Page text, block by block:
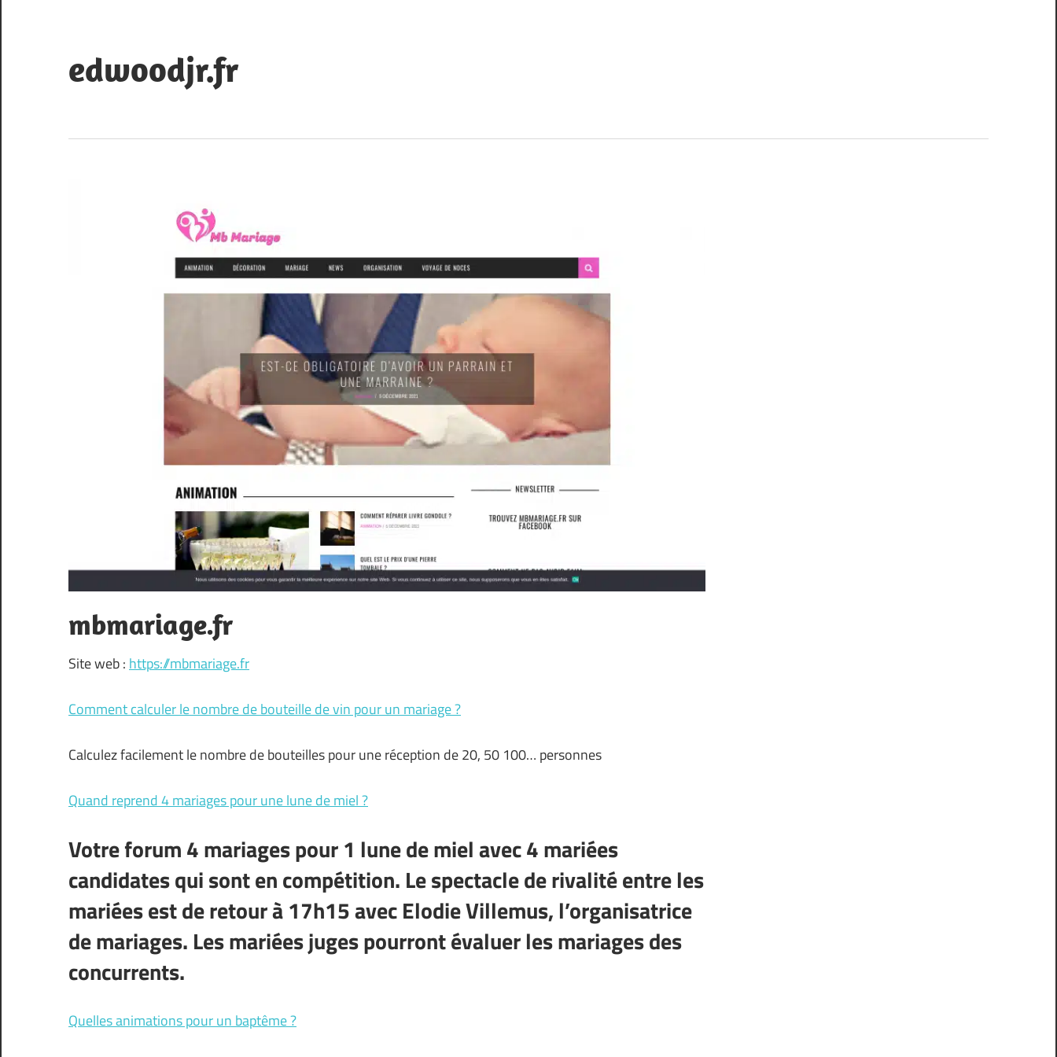
content
edwoodjr.fr
mbmariage.fr
Site web :https://mbmariage.fr
Comment calculer le nombre de bouteille de vin pour un mariage ?
Calculez facilement le nombre de bouteilles pour une réception de 20, 50 100… personnes
Quand reprend 4 mariages pour une lune de miel ?
Votre forum 4 mariages pour 1 lune de miel avec 4 mariées
candidates qui sont en compétition. Le spectacle de rivalité entre les
mariées est de retour à 17h15 avec Elodie Villemus, l’organisatrice
de mariages. Les mariées juges pourront évaluer les mariages des
concurrents.
Quelles animations pour un baptême ?